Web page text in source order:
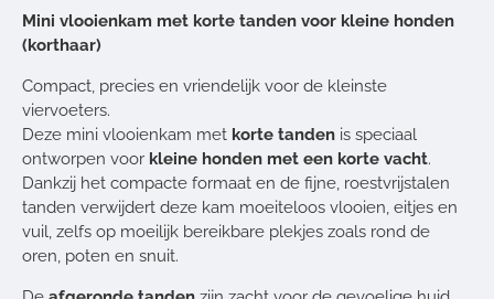
Mini vlooienkam met korte tanden voor kleine honden
(korthaar)
Compact, precies en vriendelijk voor de kleinste
viervoeters.
Deze mini vlooienkam met korte tanden is speciaal
ontworpen voor kleine honden met een korte vacht.
Dankzij het compacte formaat en de fijne, roestvrijstalen
tanden verwijdert deze kam moeiteloos vlooien, eitjes en
vuil, zelfs op moeilijk bereikbare plekjes zoals rond de
oren, poten en snuit.